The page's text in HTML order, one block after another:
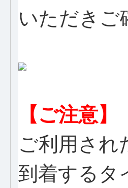
いただきご
【ご注意】
ご利用され
到着するタ